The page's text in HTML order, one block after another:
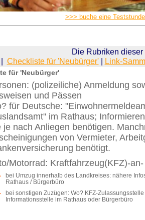
>>> buche eine
Die Rubriken dieser
| Checkliste für 'Neubürger'| Link-
für 'Neubürger'
(polizeiliche) Anmeldung
und Pässen
für Deutsche:
im Rathaus;
je nach Anliegen benötigen.
von Vermieter,
benötigt.
Motorrad: Kraftfahrzeug(KFZ)-
bei Umzug innerhalb des Landkreises: nähere
Rathaus / Bürgerbüro
bei sonstigen Zuzügen: Wo? KFZ-
Informationsstelle im Rathaus oder Bürgerbüro